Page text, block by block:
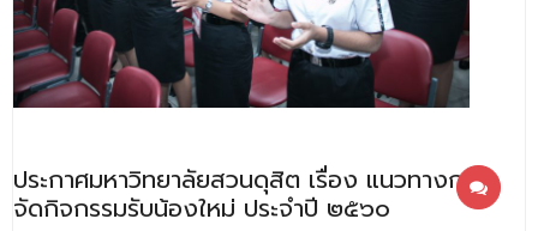
- - บุคลากรสนับสนุน
หลักสูตร
- - วิทยาการคอมพิวเตอร์
- - วิทยาศาสตร์เครื่องสำอาง
ประกาศมหาวิทยาลัยสวนดุสิต เรื่อง แนวทางการ
จัดกิจกรรมรับน้องใหม่ ประจำปี ๒๕๖๐